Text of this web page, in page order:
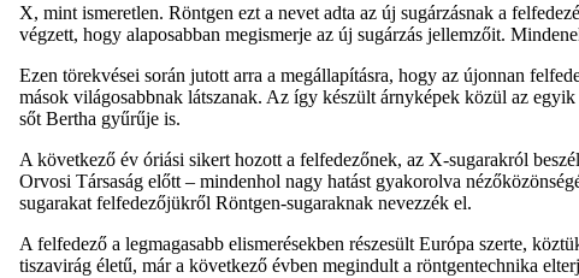
X, mint ismeretlen. Röntgen ezt a nevet adta az új sugárzásnak a
végzett, hogy alaposabban megismerje az új sugárzás jellemzőit.
Ezen törekvései során jutott arra a megállapításra, hogy az újonnan
mások világosabbnak látszanak. Az így készült árnyképek közül az
sőt Bertha gyűrűje is.
A következő év óriási sikert hozott a felfedezőnek, az X-sugarakról
Orvosi Társaság előtt – mindenhol nagy hatást gyakorolva
sugarakat felfedezőjükről Röntgen-sugaraknak nevezzék el.
A felfedező a legmagasabb elismerésekben részesült Európa szerte,
tiszavirág életű, már a következő évben megindult a röntgentechnika